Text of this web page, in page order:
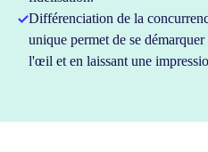
Différenciation de la
unique permet de se
l'œil et en laissant une